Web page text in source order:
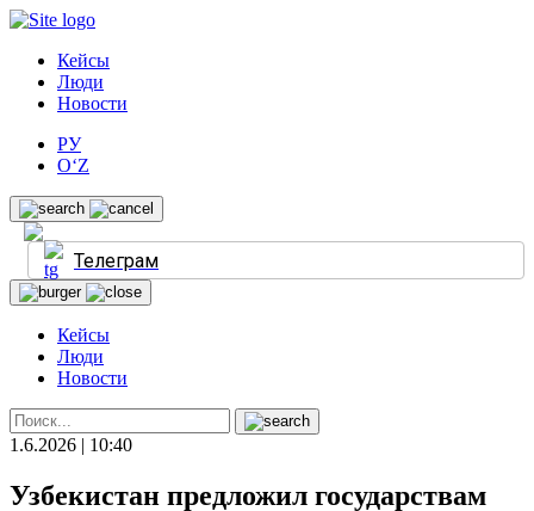
Кейсы
Люди
Новости
РУ
O‘Z
Телеграм
Кейсы
Люди
Новости
1.6.2026 | 10:40
Узбекистан предложил государствам